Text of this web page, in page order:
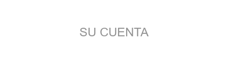
SU CUENTA